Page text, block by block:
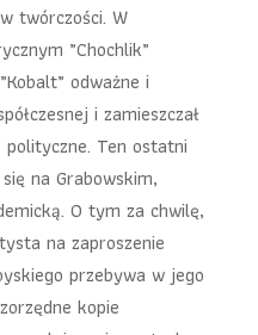
twórczości. W
„Chochlik”
odważne i
i zamieszczał
Ten ostatni
na Grabowskim,
O tym za chwilę,
na zaproszenie
przebywa w jego
kopie